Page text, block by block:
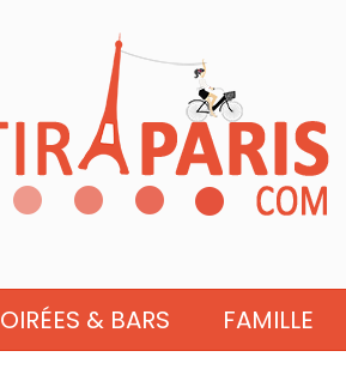
& BARS FAMILLE